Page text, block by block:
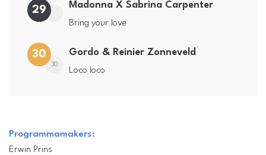
29 Madonna X Sabrina Carpenter
Bring your love
30
30
Gordo & Reinier Zonneveld
Loco loco
Programmamakers:
Erwin Prins